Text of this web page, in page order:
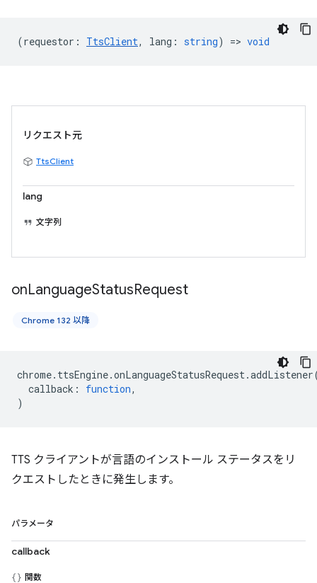
(requestor : TtsClient, lang : string) => void
リクエスト元
TtsClient
lang
文字列
onLanguageStatusRequest
Chrome 132 以降
chrome. ttsEngine.onLanguageStatusRequest.addListener
callback : function,
)
TTS クライアントが言語のインストール ステータスをリ
クエストしたときに発生します。
パラメータ
callback
関数